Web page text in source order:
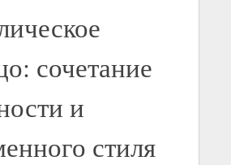
сочетание
и
стиля